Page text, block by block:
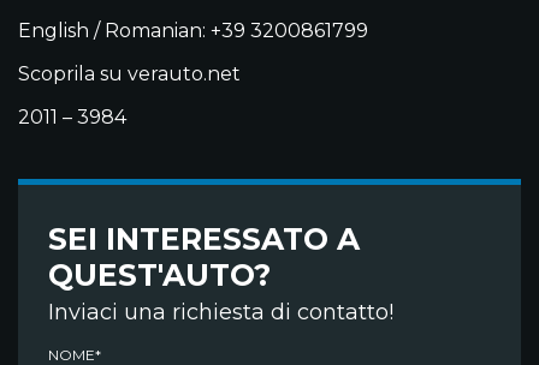
English / Romanian: +39 3200861799
Scoprila su verauto.net
2011 – 3984
SEI INTERESSATO A
QUEST'AUTO?
Inviaci una richiesta di contatto!
NOME*